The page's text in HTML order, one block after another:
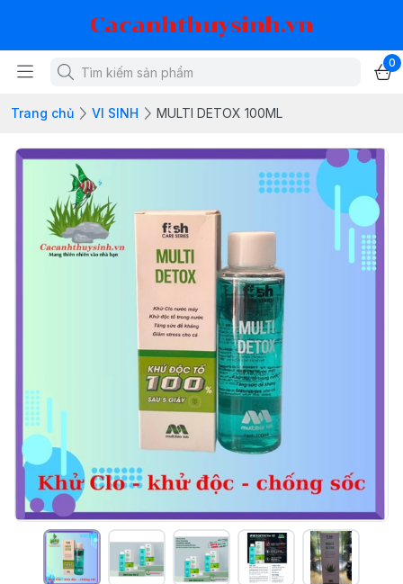
Cacanhthuysinh.vn
0
Trang chủ VI SINH MULTI DETOX 100ML